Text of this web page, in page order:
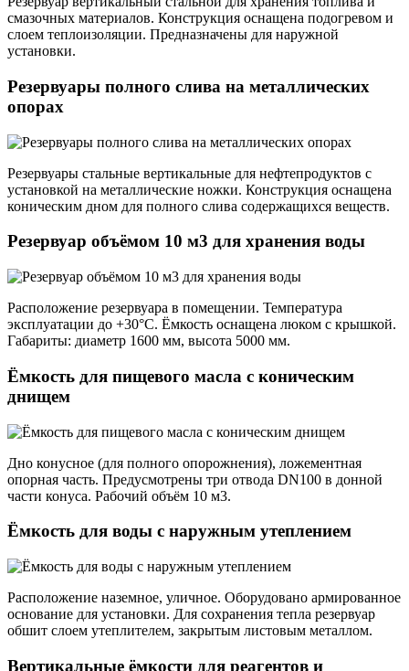
смазочных материалов. Конструкция оснащена подогревом и
слоем теплоизоляции. Предназначены для наружной
установки.
Резервуары полного слива на металлических
опорах
Резервуары стальные вертикальные для нефтепродуктов с
установкой на металлические ножки. Конструкция оснащена
коническим дном для полного слива содержащихся веществ.
Резервуар объёмом 10 м3 для хранения воды
Расположение резервуара в помещении. Температура
эксплуатации до +30°С. Ёмкость оснащена люком с крышкой.
Габариты: диаметр 1600 мм, высота 5000 мм.
Ёмкость для пищевого масла с коническим
днищем
Дно конусное (для полного опорожнения), ложементная
опорная часть. Предусмотрены три отвода DN100 в донной
части конуса. Рабочий объём 10 м3.
Ёмкость для воды с наружным утеплением
Расположение наземное, уличное. Оборудовано армированное
основание для установки. Для сохранения тепла резервуар
обшит слоем утеплителем, закрытым листовым металлом.
Вертикальные ёмкости для реагентов и